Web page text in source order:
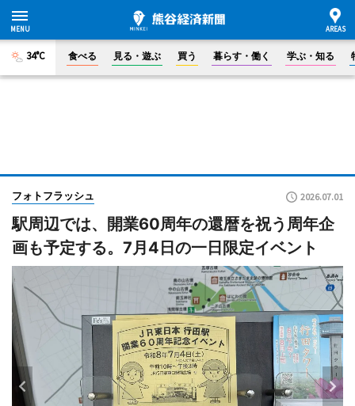
34°C 食べる 見る・遊ぶ 買う 暮らす・働く 学ぶ・知る
フォトフラッシュ 2026.07.01
駅周辺では、開業60周年の還暦を祝う周年企
画も予定する。7月4日の一日限定イベント